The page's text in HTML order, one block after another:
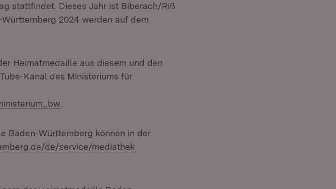
stattfindet. Dieses Jahr ist Biberach/Riß
2024 werden auf dem
Heimatmedaille aus diesem und den
Kanal des Ministeriums für
Baden-Württemberg können in der
de/service/mediathek